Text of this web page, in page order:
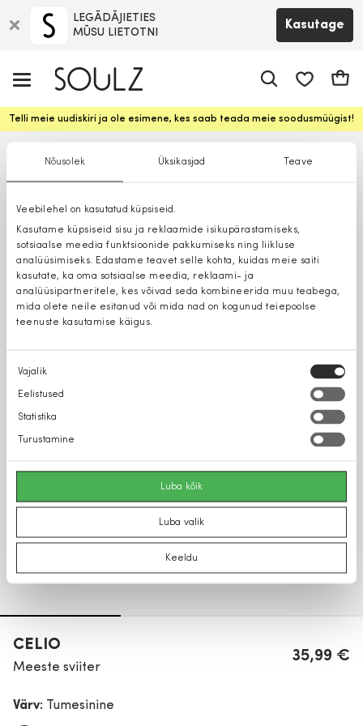
Nõusolek Üksikasjad Teave
Veebilehel on kasutatud küpsiseid.
Kasutame küpsiseid sisu ja reklaamide isikupärastamiseks,
sotsiaalse meedia funktsioonide pakkumiseks ning liikluse
analüüsimiseks. Edastame teavet selle kohta, kuidas meie saiti
kasutate, ka oma sotsiaalse meedia, reklaami- ja
analüüsipartneritele, kes võivad seda kombineerida muu teabega,
mida olete neile esitanud või mida nad on kogunud teiepoolse
teenuste kasutamise käigus.
Nõusoleku
valik
Vajalik
Eelistused
Statistika
Turustamine
Luba kõik
Luba valik
Keeldu
LEGĀDĀJIETIES
MŪSU LIETOTNI
Kasutage
Telli meie uudiskiri ja ole esimene, kes saab teada meie soodusmüügist!
CELIO
Meeste sviiter
35,99 €
Värv: Tumesinine